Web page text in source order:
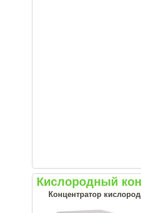
Кислородный
Концентратор